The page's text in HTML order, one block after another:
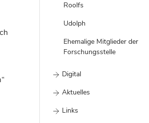
Roolfs
Udolph
Ehemalige Mitglieder der
Forschungsstelle
Digital
Aktuelles
Links